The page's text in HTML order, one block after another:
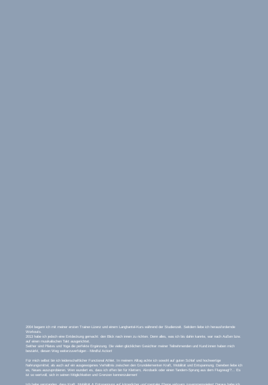
2004 begann ich mit meiner ersten Trainer-Lizenz und einem Langhantel-Kurs während der Studienzeit. Seitdem liebe ich herausfordernde
Workouts.
2013 habe ich jedoch eine Entdeckung gemacht: den Blick nach innen zu richten. Denn alles, was ich bis dahin kannte, war nach Außen bzw.
auf einen musikalischen Takt ausgerichtet.
Seither sind Pilates und Yoga die perfekte Ergänzung. Die vielen glücklichen Gesichter meiner Teilnehmenden und Kund:innen haben mich
bestärkt, diesen Weg weiterzuverfolgen - Mindful Action!
Für mich selbst bin ich leidenschaftlicher Functional Athlet. In meinem Alltag achte ich sowohl auf guten Schlaf und hochwertige
Nahrungsmittel, als auch auf ein ausgewogenes Verhältnis zwischen den Grundelementen Kraft, Mobilität und Entspannung. Daneben liebe ich
es, Neues auszuprobieren. Wen wundert es, dass ich offen bin für Klettern, Akrobatik oder einen Tandem-Sprung aus dem Flugzeug!?... Es
ist so wertvoll, sich in seinen Möglichkeiten und Grenzen kennenzulernen!
Ich habe verstanden, dass Kraft, Mobilität & Entspannung auf körperlicherundmentaler Ebene wirksam zusammenspielen! Daraus habe ich